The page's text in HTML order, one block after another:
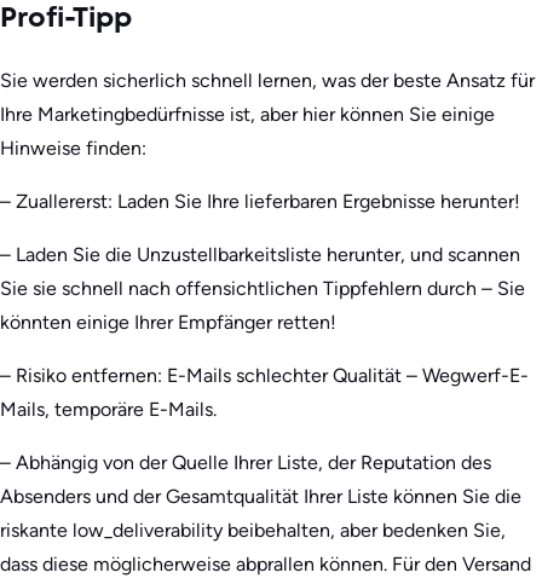
Profi-Tipp
Sie werden sicherlich schnell lernen, was der beste Ansatz für
Ihre Marketingbedürfnisse ist, aber hier können Sie einige
Hinweise finden:
– Zuallererst: Laden Sie Ihre lieferbaren Ergebnisse herunter!
– Laden Sie die Unzustellbarkeitsliste herunter, und scannen
Sie sie schnell nach offensichtlichen Tippfehlern durch – Sie
könnten einige Ihrer Empfänger retten!
– Risiko entfernen: E-Mails schlechter Qualität – Wegwerf-E-
Mails, temporäre E-Mails.
– Abhängig von der Quelle Ihrer Liste, der Reputation des
Absenders und der Gesamtqualität Ihrer Liste können Sie die
riskante low_deliverability beibehalten, aber bedenken Sie,
dass diese möglicherweise abprallen können. Für den Versand